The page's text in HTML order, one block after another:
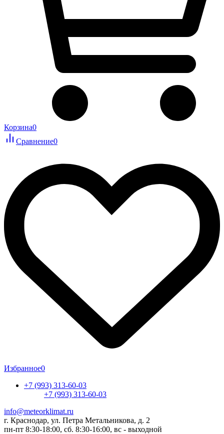
Корзина0
Сравнение0
Избранное0
+7 (993) 313-60-03
+7 (993) 313-60-03
info@meteorklimat.ru
г. Краснодар, ул. Петра Метальникова, д. 2
пн-пт 8:30-18:00, сб. 8:30-16:00, вс - выходной